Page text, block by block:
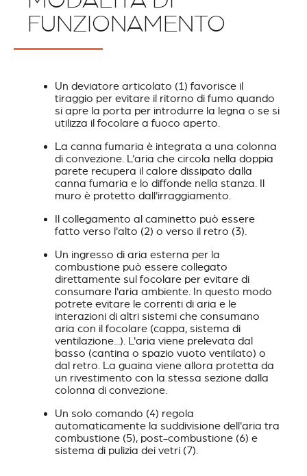
FUNZIONAMENTO
Un deviatore articolato (1) favorisce il
tiraggio per evitare il ritorno di fumo quando
si apre la porta per introdurre la legna o se si
utilizza il focolare a fuoco aperto.
La canna fumaria è integrata a una colonna
di convezione. L'aria che circola nella doppia
parete recupera il calore dissipato dalla
canna fumaria e lo diffonde nella stanza. Il
muro è protetto dall'irraggiamento.
Il collegamento al caminetto può essere
fatto verso l'alto (2) o verso il retro (3).
Un ingresso di aria esterna per la
combustione può essere collegato
direttamente sul focolare per evitare di
consumare l'aria ambiente. In questo modo
potrete evitare le correnti di aria e le
interazioni di altri sistemi che consumano
aria con il focolare (cappa, sistema di
ventilazione...). L'aria viene prelevata dal
basso (cantina o spazio vuoto ventilato) o
dal retro. La guaina viene allora protetta da
un rivestimento con la stessa sezione dalla
colonna di convezione.
Un solo comando (4) regola
automaticamente la suddivisione dell'aria tra
combustione (5), post-combustione (6) e
sistema di pulizia dei vetri (7).